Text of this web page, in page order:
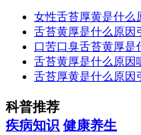
女性舌苔厚黄是什么
舌苔黄厚是什么原因
口苦口臭舌苔黄厚是
舌苔黄厚是什么原因
舌苔厚黄是什么原因
科普推荐
疾病知识 健康养生